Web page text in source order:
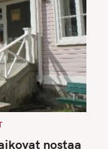
nostaa